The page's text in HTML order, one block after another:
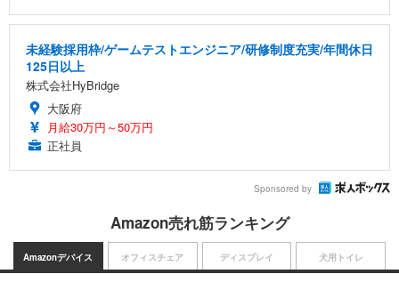
未経験採用枠/ゲームテストエンジニア/研修制度充実/年間休日
125日以上
株式会社HyBridge
大阪府
月給30万円～50万円
正社員
Sponsored by
Amazon売れ筋ランキング
Amazonデバイス オフィスチェア ディスプレイ 犬用トイレ